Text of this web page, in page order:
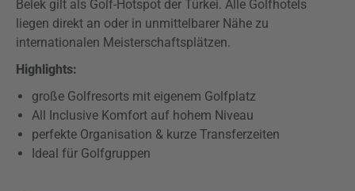
Belek gilt als Golf-Hotspot der Türkei. Alle Golfhotels
liegen direkt an oder in unmittelbarer Nähe zu
internationalen Meisterschaftsplätzen.
Highlights:
große Golfresorts mit eigenem Golfplatz
All Inclusive Komfort auf hohem Niveau
perfekte Organisation & kurze Transferzeiten
Ideal für Golfgruppen